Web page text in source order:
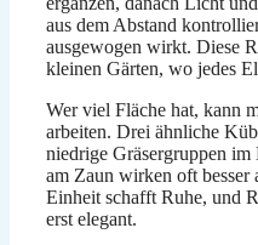
aus dem Abstand
ausgewogen wirkt. Diese
kleinen Gärten, wo jedes
Wer viel Fläche hat, kann
arbeiten. Drei ähnliche
niedrige Gräsergruppen
am Zaun wirken oft besser
Einheit schafft Ruhe, und
erst elegant.